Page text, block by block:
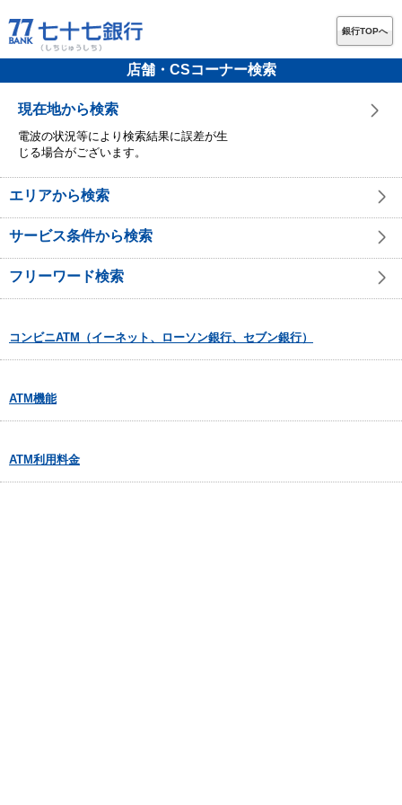
銀行TOPへ
店舗・CSコーナー検索
現在地から検索
電波の状況等により検索結果に誤差が生
じる場合がございます。
エリアから検索
サービス条件から検索
フリーワード検索
コンビニATM（イーネット、ローソン銀行、セブン銀行）
ATM機能
ATM利用料金